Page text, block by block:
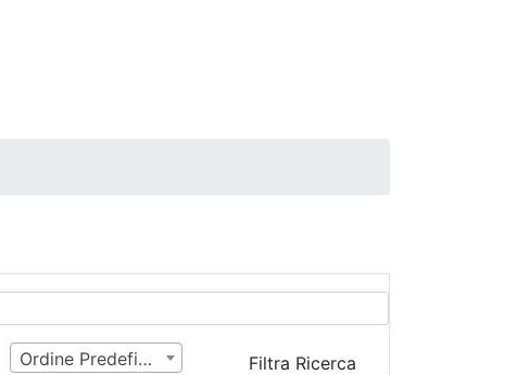
Ordine Predefinito Filtra Ricerca